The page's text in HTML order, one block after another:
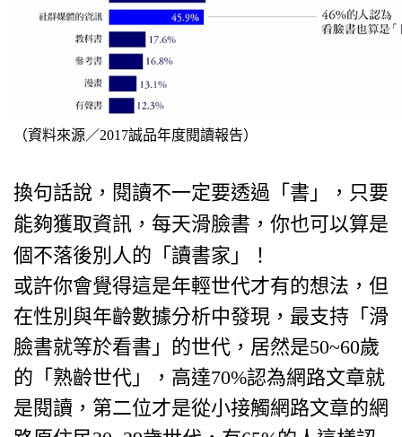
（資料來源／2017誠品年度閱讀報告）
換句話說，閱讀不一定要透過「書」，只要
能夠獲取資訊，每天滑臉書，你也可以算是
個不落後別人的「讀書家」！
或許你會覺得這是年輕世代才有的想法，但
在性別與年齡數據分析中發現，最支持「滑
臉書就等於看書」的世代，居然是50~60歲
的「熟齡世代」，高達70%認為網路文章就
是閱讀，第二位才是從小接觸網路文章的網